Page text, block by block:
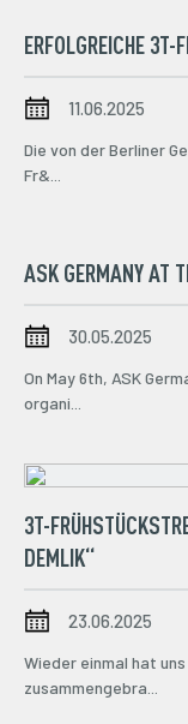
ERFOLGREICHE 3T-
11.06.2025
Die von der Berliner
Fr&...
ASK GERMANY AT
30.05.2025
On May 6th, ASK
organi...
3T-
DEMLIK“
23.06.2025
Wieder einmal hat
zusammengebra...